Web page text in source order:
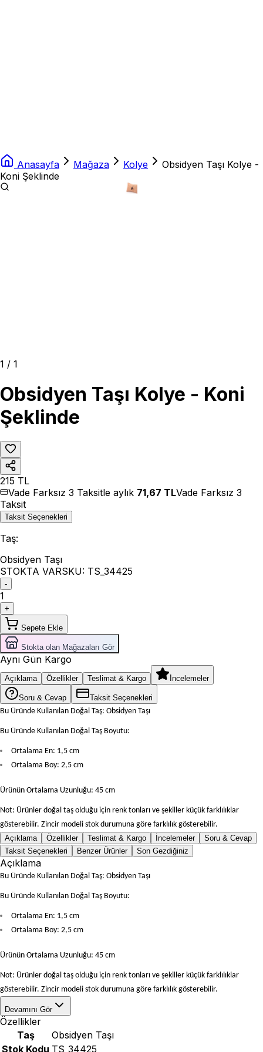
Anasayfa Mağaza Kolye
Obsidyen Taşı Kolye -
Koni Şeklinde
1 / 1
Obsidyen Taşı Kolye - Koni
Şeklinde
215 TL
Vade Farksız 3 Taksitle aylık 71,67 TLVade Farksız 3
Taksit
Taksit Seçenekleri
Taş:
Obsidyen Taşı
STOKTA VARSKU: TS_34425
-
1
+
Sepete Ekle
Stokta olan Mağazaları Gör
Aynı Gün Kargo
Açıklama Özellikler Teslimat & Kargo İncelemeler
Soru & Cevap
Taksit Seçenekleri
Bu Üründe Kullanılan Doğal Taş: Obsidyen Taşı
Bu Üründe Kullanılan Doğal Taş Boyutu:
Ortalama En: 1,5 cm
Ortalama Boy: 2,5 cm
Ürünün Ortalama Uzunluğu: 45 cm
Not: Ürünler doğal taş olduğu için renk tonları ve şekiller küçük farklılıklar
gösterebilir. Zincir modeli stok durumuna göre farklılık gösterebilir.
Açıklama
Özellikler Teslimat & Kargo İncelemeler
Soru & Cevap
Taksit Seçenekleri
Benzer Ürünler Son Gezdiğiniz
Açıklama
Bu Üründe Kullanılan Doğal Taş: Obsidyen Taşı
Bu Üründe Kullanılan Doğal Taş Boyutu:
Ortalama En: 1,5 cm
Ortalama Boy: 2,5 cm
Ürünün Ortalama Uzunluğu: 45 cm
Not: Ürünler doğal taş olduğu için renk tonları ve şekiller küçük farklılıklar
gösterebilir. Zincir modeli stok durumuna göre farklılık gösterebilir.
Devamını Gör
Özellikler
Taş
Obsidyen Taşı
Stok Kodu TS_34425